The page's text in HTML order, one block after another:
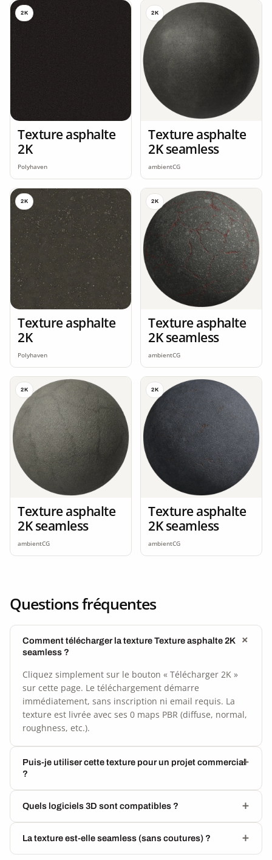
2K
Texture asphalte
2K
Polyhaven
2K
Texture asphalte
2K seamless
ambientCG
2K
Texture asphalte
2K
Polyhaven
2K
Texture asphalte
2K seamless
ambientCG
2K
Texture asphalte
2K seamless
ambientCG
2K
Texture asphalte
2K seamless
ambientCG
Questions fréquentes
Comment télécharger la texture Texture asphalte 2K
seamless ?
Cliquez simplement sur le bouton « Télécharger 2K »
sur cette page. Le téléchargement démarre
immédiatement, sans inscription ni email requis. La
texture est livrée avec ses 0 maps PBR (diffuse, normal,
roughness, etc.).
Puis-je utiliser cette texture pour un projet commercial
?
Quels logiciels 3D sont compatibles ?
La texture est-elle seamless (sans coutures) ?